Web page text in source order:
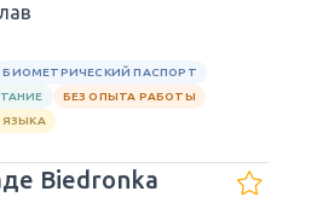
БИОМЕТРИЧЕСКИЙ ПАСПОРТ
БЕЗ ОПЫТА РАБОТЫ
ЯЗЫКА
Biedronka